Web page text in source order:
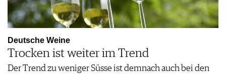
Deutsche Weine
Trocken ist weiter im Trend
Der Trend zu weniger Süsse ist demnach auch bei den